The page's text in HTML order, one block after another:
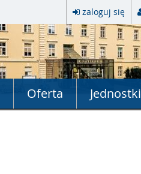
zaloguj się
Oferta Jednostki